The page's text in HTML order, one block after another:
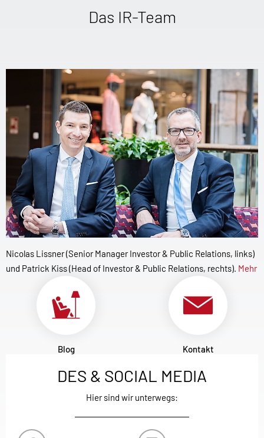
Das IR-Team
Nicolas Lissner (Senior Manager Investor & Public Relations, links)
und Patrick Kiss (Head of Investor & Public Relations, rechts). Mehr
Blog Kontakt
DES & SOCIAL MEDIA
Hier sind wir unterwegs: